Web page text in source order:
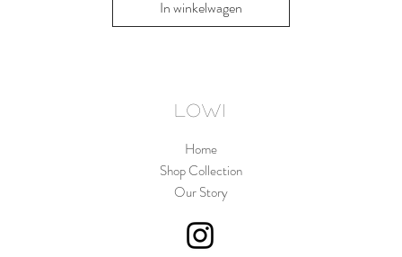
In winkelwagen
LOWI
Home
Shop Collection
Our Story